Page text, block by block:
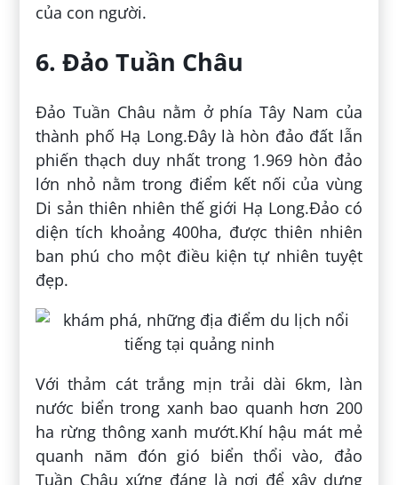
của con người.
6. Đảo Tuần Châu
Đảo Tuần Châu nằm ở phía Tây Nam của
thành phố Hạ Long.Đây là hòn đảo đất lẫn
phiến thạch duy nhất trong 1.969 hòn đảo
lớn nhỏ nằm trong điểm kết nối của vùng
Di sản thiên nhiên thế giới Hạ Long.Đảo có
diện tích khoảng 400ha, được thiên nhiên
ban phú cho một điều kiện tự nhiên tuyệt
đẹp.
Với thảm cát trắng mịn trải dài 6km, làn
nước biển trong xanh bao quanh hơn 200
ha rừng thông xanh mướt.Khí hậu mát mẻ
quanh năm đón gió biển thổi vào, đảo
Tuần Châu xứng đáng là nơi để xây dựng